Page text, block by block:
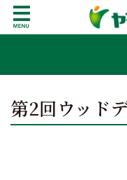
t
鹿児島
新築の
の方
わり
第2回ウッド